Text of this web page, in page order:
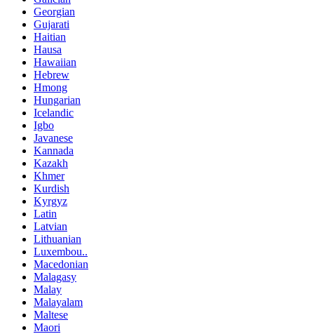
Georgian
Gujarati
Haitian
Hausa
Hawaiian
Hebrew
Hmong
Hungarian
Icelandic
Igbo
Javanese
Kannada
Kazakh
Khmer
Kurdish
Kyrgyz
Latin
Latvian
Lithuanian
Luxembou..
Macedonian
Malagasy
Malay
Malayalam
Maltese
Maori